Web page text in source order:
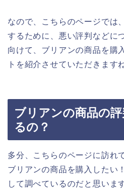
なので、こちらのページでは
するために、悪い評判などに
向けて、ブリアンの商品を購
トを紹介させていただきます
ブリアンの商品の
るの？
多分、こちらのページに訪れ
ブリアンの商品を購入したい
して調べているのだと思いま